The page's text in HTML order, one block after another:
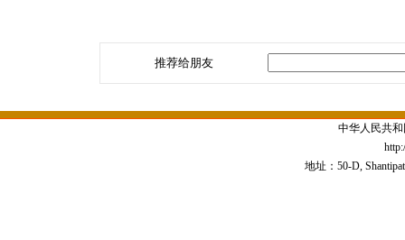
推荐给朋友
中华人民共
地址：50-D,